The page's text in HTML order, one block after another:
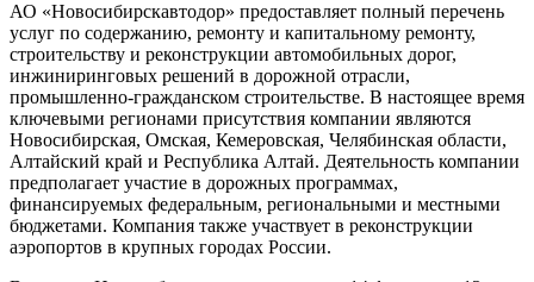
АО «Новосибирскавтодор» предоставляет полный перечень
услуг по содержанию, ремонту и капитальному ремонту,
строительству и реконструкции автомобильных дорог,
инжиниринговых решений в дорожной отрасли,
промышленно-гражданском строительстве. В настоящее время
ключевыми регионами присутствия компании являются
Новосибирская, Омская, Кемеровская, Челябинская области,
Алтайский край и Республика Алтай. Деятельность компании
предполагает участие в дорожных программах,
финансируемых федеральным, региональными и местными
бюджетами. Компания также участвует в реконструкции
аэропортов в крупных городах России.